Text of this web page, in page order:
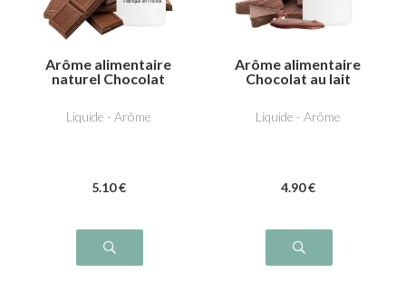
Arôme alimentaire
naturel Chocolat
Liquide - Arôme
5.10 €
Arôme alimentaire
Chocolat au lait
Liquide - Arôme
4.90 €